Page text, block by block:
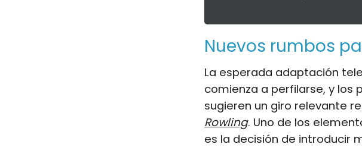
Nuevos rumbos
La esperada adaptación
comienza a perfilarse, y los
sugieren un giro relevante
Rowling. Uno de los
es la decisión de introducir